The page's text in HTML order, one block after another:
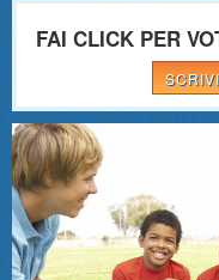
FAI CLICK PER